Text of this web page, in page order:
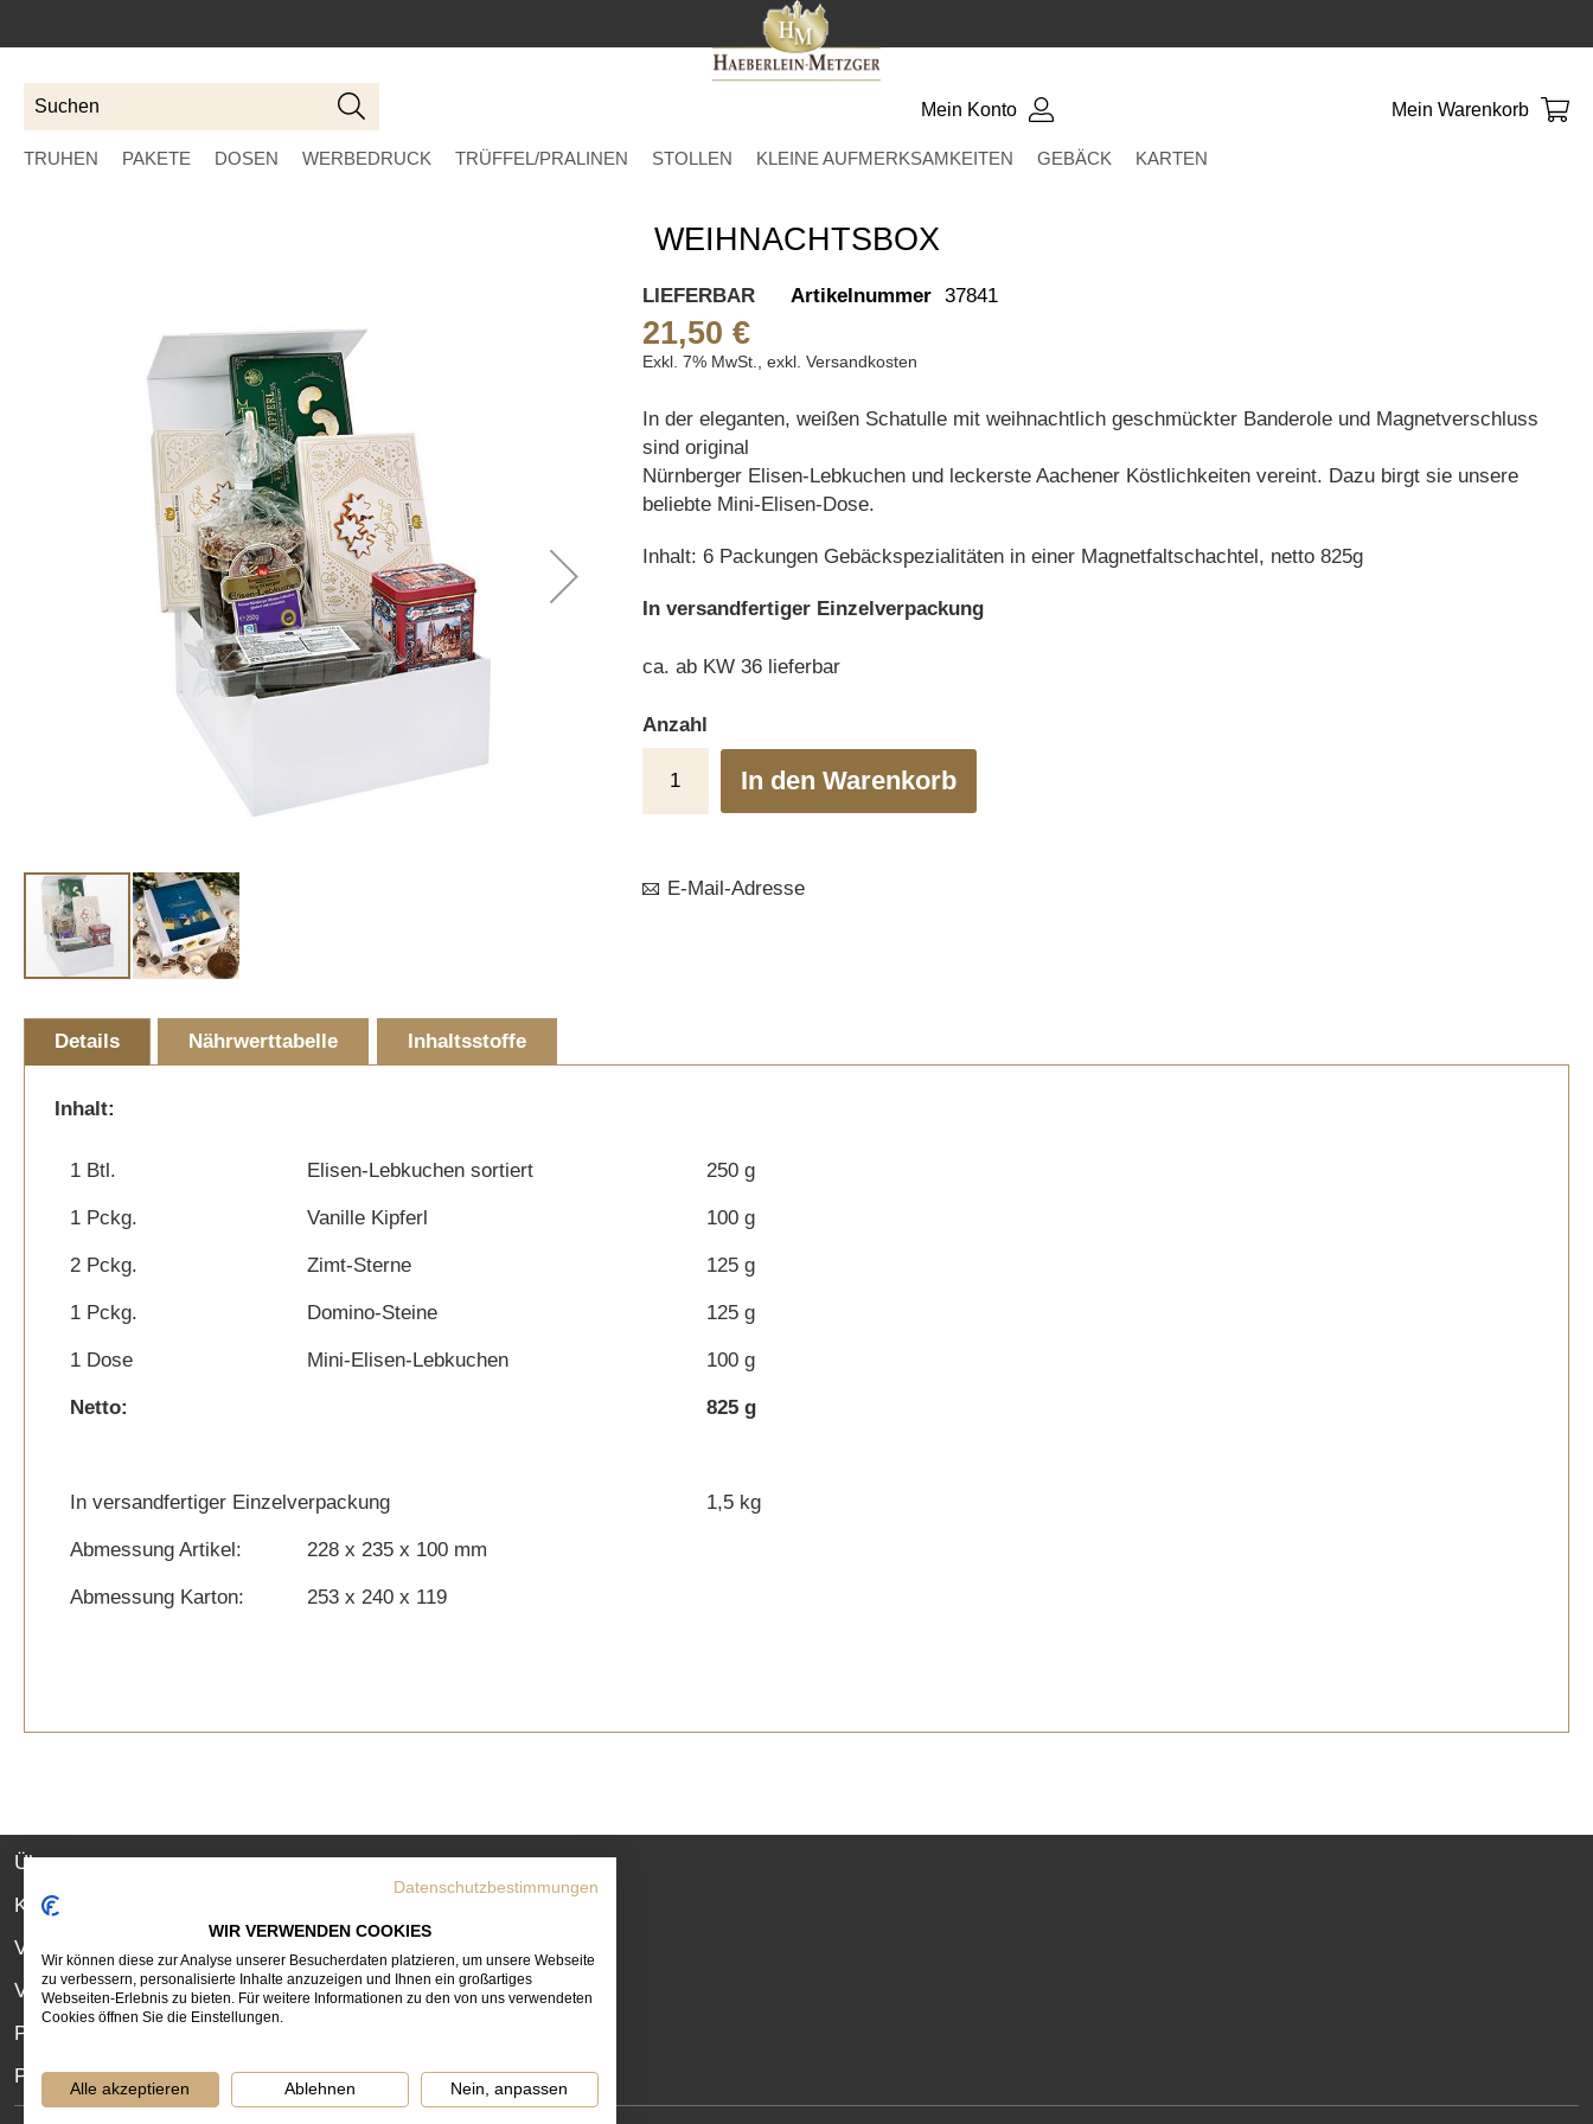
Suchen Mein Konto Mein Warenkorb
TRUHEN PAKETE DOSEN WERBEDRUCK TRÜFFEL/PRALINEN STOLLEN KLEINE AUFMERKSAMKEITEN GEBÄCK KARTEN
WEIHNACHTSBOX
to
images
LIEFERBAR Artikelnummer 37841
21,50 €
Exkl. 7% MwSt., exkl. Versandkosten
In der eleganten, weißen Schatulle mit weihnachtlich geschmückter Banderole und Magnetverschluss
sind original
Nürnberger Elisen-Lebkuchen und leckerste Aachener Köstlichkeiten vereint. Dazu birgt sie unsere
beliebte Mini-Elisen-Dose.
Inhalt: 6 Packungen Gebäckspezialitäten in einer Magnetfaltschachtel, netto 825g
In versandfertiger Einzelverpackung
ca. ab KW 36 lieferbar
Anzahl
In den Warenkorb
E-Mail-Adresse
Details
Inhalt:
1 Btl. Elisen-Lebkuchen sortiert 250 g
1 Pckg. Vanille Kipferl 100 g
2 Pckg. Zimt-Sterne 125 g
1 Pckg. Domino-Steine 125 g
1 Dose Mini-Elisen-Lebkuchen 100 g
Netto: 825 g
In versandfertiger Einzelverpackung 1,5 kg
Abmessung Artikel: 228 x 235 x 100 mm
Abmessung Karton: 253 x 240 x 119
Nährwerttabelle Inhaltsstoffe
INFORMATIONEN
Über uns
Kontakt
Versandservice
Versandkosten
PDF Bestellformular
PDF Katalog 2026
Datenschutzbestimmungen
WIR VERWENDEN COOKIES
Wir können diese zur Analyse unserer Besucherdaten platzieren, um unsere Webseite
zu verbessern, personalisierte Inhalte anzuzeigen und Ihnen ein großartiges
Webseiten-Erlebnis zu bieten. Für weitere Informationen zu den von uns verwendeten
Cookies öffnen Sie die Einstellungen.
Alle akzeptieren Ablehnen Nein, anpassen